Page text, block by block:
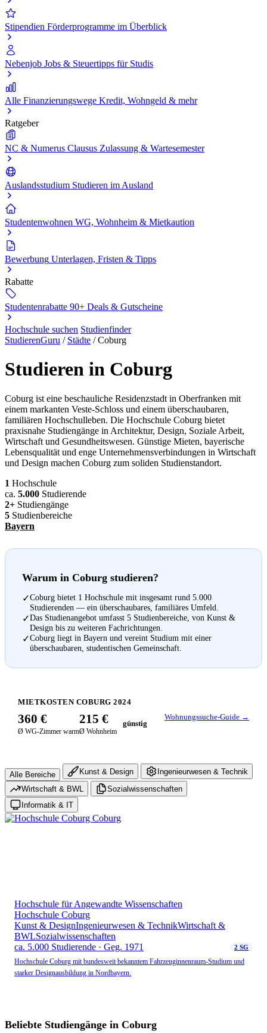
Stipendien Förderprogramme im Überblick
Nebenjob Jobs & Steuertipps für Studis
Alle Finanzierungswege Kredit, Wohngeld & mehr
Ratgeber
NC & Numerus Clausus Zulassung & Wartesemester
Auslandsstudium Studieren im Ausland
Studentenwohnen WG, Wohnheim & Mietkaution
Bewerbung Unterlagen, Fristen & Tipps
Rabatte
Studentenrabatte 90+ Deals & Gutscheine
Hochschule suchen Studienfinder
StudierenGuru / Städte /Coburg
Studieren in Coburg
Coburg ist eine beschauliche Residenzstadt in Oberfranken mit
einem markanten Veste-Schloss und einem überschaubaren,
familiären Hochschulleben. Die Hochschule Coburg bietet
praxisnahe Studiengänge in Architektur, Design, Soziale Arbeit,
Wirtschaft und Gesundheitswesen. Günstige Mieten, bayerische
Lebensqualität und enge Unternehmensverbindungen in Wirtschaft
und Design machen Coburg zum soliden Studienstandort.
1 Hochschule
ca. 5.000 Studierende
2+ Studiengänge
5 Studienbereiche
Bayern
Warum in Coburg studieren?
✓Coburg bietet 1 Hochschule mit insgesamt rund 5.000
Studierenden — ein überschaubares, familiäres Umfeld.
✓Das Studienangebot umfasst 5 Studienbereiche, von Kunst &
Design bis zu weiteren Fachrichtungen.
✓Coburg liegt in Bayern und vereint Studium mit einer
überschaubaren, studentischen Gemeinschaft.
MIETKOSTEN COBURG 2024
360 €
Ø WG-Zimmer warm
215 €
Ø Wohnheim
günstig
Wohnungssuche-Guide →
Alle Bereiche Kunst & Design
Ingenieurwesen & Technik
Wirtschaft & BWL
Sozialwissenschaften
Informatik & IT
Hochschule für Angewandte Wissenschaften
Hochschule Coburg
Kunst & DesignIngenieurwesen & TechnikWirtschaft &
BWLSozialwissenschaften
ca. 5.000 Studierende · Geg. 1971
2 SG
Hochschule Coburg mit bundesweit bekanntem Fahrzeuginnenraum-Studium und
starker Designausbildung in Nordbayern.
Beliebte Studiengänge in Coburg